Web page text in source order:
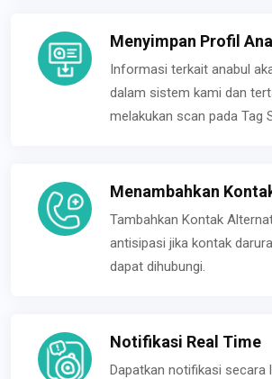
Menyimpan Profil
Informasi terkait anabul
dalam sistem kami dan
melakukan scan pada Tag
Menambahkan
Tambahkan Kontak
antisipasi jika kontak
dapat dihubungi.
Notifikasi Real Time
Dapatkan notifikasi secara